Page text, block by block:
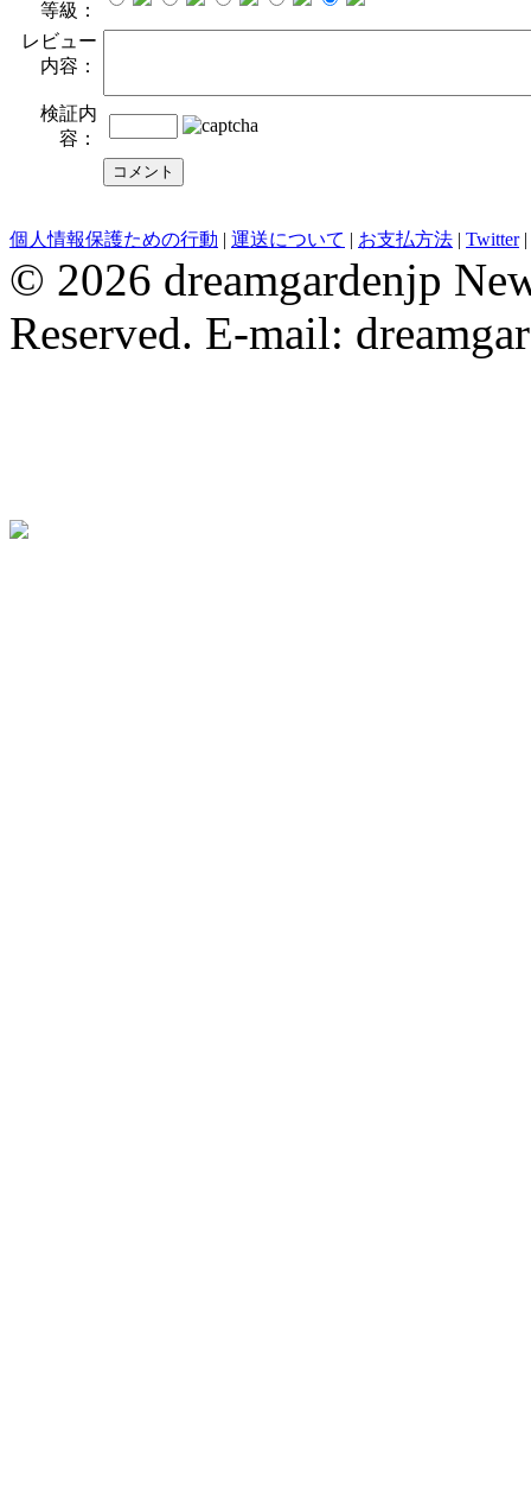
等級：
レビュー
内容：
検証内
容：
evening dresses Wedding Party Dresses bridesmaid dresses Robe De
個人情報保護ための行動 | 運送について | お支払方法 | Twitter|
© 2026 dreamgardenjp
Reserved. E-mail: